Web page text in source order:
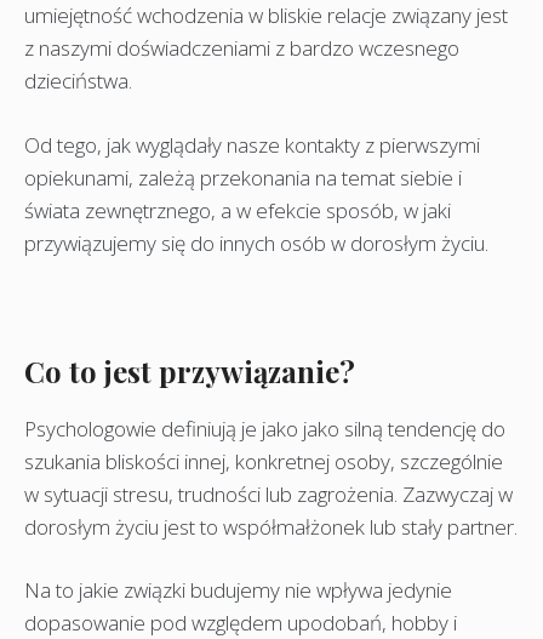
umiejętność wchodzenia w bliskie relacje związany jest
z naszymi doświadczeniami z bardzo wczesnego
dzieciństwa.
Od tego, jak wyglądały nasze kontakty z pierwszymi
opiekunami, zależą przekonania na temat siebie i
świata zewnętrznego, a w efekcie sposób, w jaki
przywiązujemy się do innych osób w dorosłym życiu.
Co to jest przywiązanie?
Psychologowie definiują je jako jako silną tendencję do
szukania bliskości innej, konkretnej osoby, szczególnie
w sytuacji stresu, trudności lub zagrożenia. Zazwyczaj w
dorosłym życiu jest to współmałżonek lub stały partner.
Na to jakie związki budujemy nie wpływa jedynie
dopasowanie pod względem upodobań, hobby i